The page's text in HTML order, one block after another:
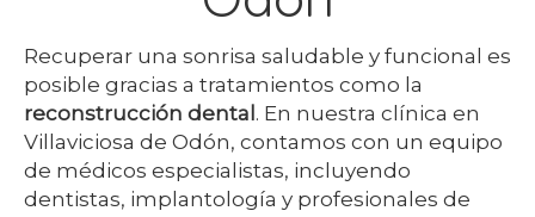
Recuperar una sonrisa saludable y funcional es
posible gracias a tratamientos como la
reconstrucción dental . En nuestra clínica en
Villaviciosa de Odón, contamos con un equipo
de médicos especialistas, incluyendo
dentistas, implantología y profesionales de